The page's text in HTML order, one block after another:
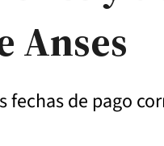
Anses
de pago